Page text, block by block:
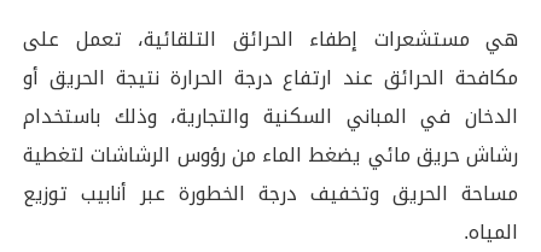
هي مستشعرات إطفاء الحرائق التلقائية، تعمل على
مكافحة الحرائق عند ارتفاع درجة الحرارة نتيجة الحريق أو
الدخان في المباني السكنية والتجارية، وذلك باستخدام
رشاش حريق مائي يضغط الماء من رؤوس الرشاشات لتغطية
مساحة الحريق وتخفيف درجة الخطورة عبر أنابيب توزيع
المياه.